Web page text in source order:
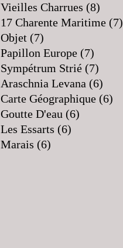
Vieilles Charrues (8)
17 Charente Maritime (7)
Objet (7)
Papillon Europe (7)
Sympétrum Strié (7)
Araschnia Levana (6)
Carte Géographique (6)
Goutte D'eau (6)
Les Essarts (6)
Marais (6)